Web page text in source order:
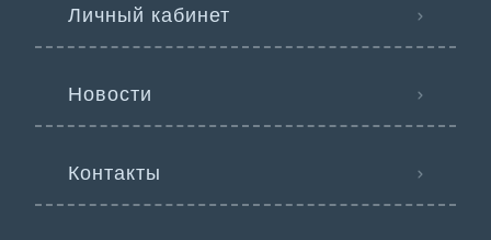
Личный кабинет
Новости
Контакты